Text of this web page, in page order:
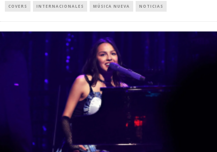
COVERS INTERNACIONALES MÚSICA NUEVA NOTICIAS